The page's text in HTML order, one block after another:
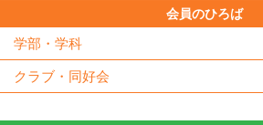
会員のひろば
学部・学科
クラブ・同好会